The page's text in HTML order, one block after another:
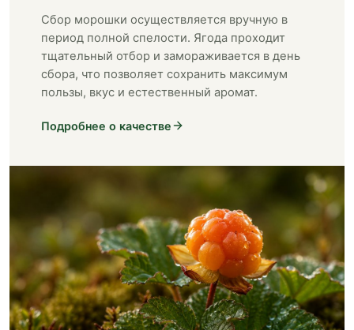
Сбор морошки осуществляется вручную в
период полной спелости. Ягода проходит
тщательный отбор и замораживается в день
сбора, что позволяет сохранить максимум
пользы, вкус и естественный аромат.
Подробнее о качестве